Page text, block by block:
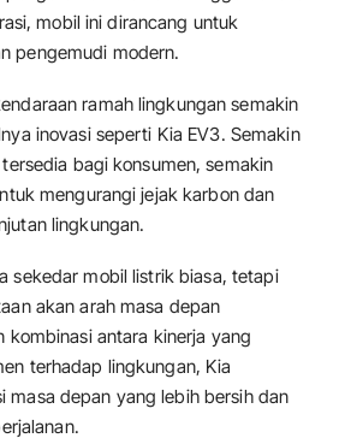
mobil ini dirancang untuk
pengemudi modern.
ramah lingkungan semakin
inovasi seperti Kia EV3. Semakin
bagi konsumen, semakin
mengurangi jejak karbon dan
lingkungan.
sekedar mobil listrik biasa, tetapi
akan arah masa depan
kombinasi antara kinerja yang
terhadap lingkungan, Kia
masa depan yang lebih bersih dan